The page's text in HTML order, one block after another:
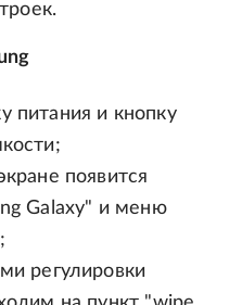
питания и кнопку
появится
Galaxy" и меню
регулировки